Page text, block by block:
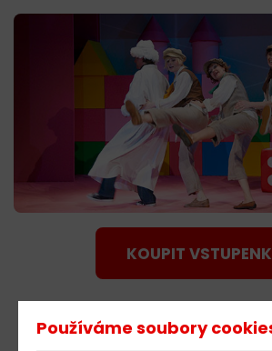
KOUPIT
603 805
Používáme soubory